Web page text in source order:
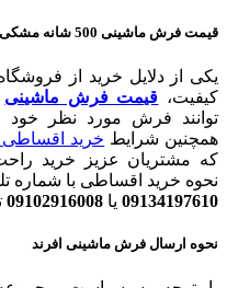
قيمت فرش ماشينی 500 شانه مشکی
یکی از دلایل خرید از
کیفیت، قیمت فرش ماشینی
توانند فرش مورد نظر خود
همچنین شرایط خرید
که مشتریان عزیز خرید
نحوه خرید اقساطی با شماره
09134197610 یا 09102916008
نحوه ارسال فرش ماشینی افرند